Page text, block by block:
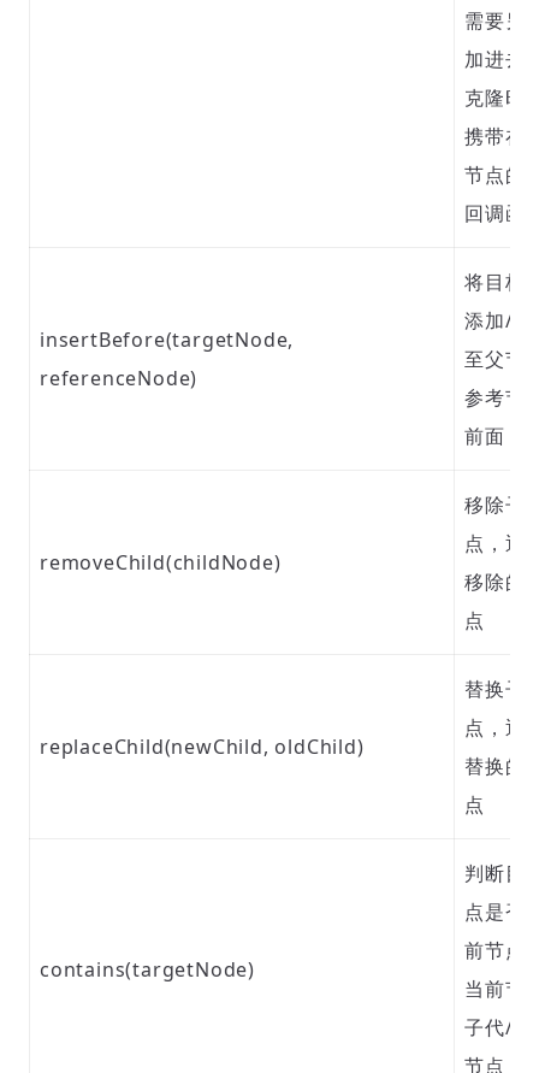
需要另
加进去
克隆时
携带在
节点的
回调函
insertBefore(targetNode,
referenceNode)
将目标
添加/
至父节
参考节
前面
removeChild(childNode)
移除子
点，返
移除的
点
replaceChild(newChild, oldChild)
替换子
点，返
替换的
点
contains(targetNode)
判断目
点是否
前节点
当前节
子代/后
节点